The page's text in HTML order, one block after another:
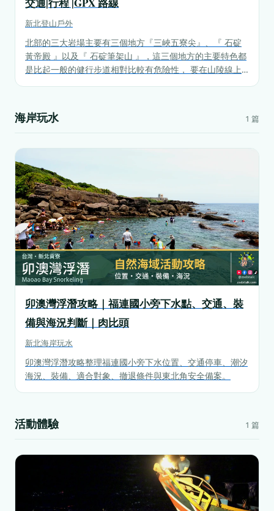
新北登山戶外
北部的三大岩場主要有三個地方『三峽五寮尖』、『 石碇
黃帝殿 』以及『 石碇筆架山 』，這三個地方的主要特色都
是比起一般的健行步道相對比較有危險性， 要在山陵線上
海岸玩水 1 篇
卯澳灣浮潛攻略｜福連國小旁下水點、交通、裝
備與海況判斷｜肉比頭
新北海岸玩水
卯澳灣浮潛攻略整理福連國小旁下水位置、交通停車、潮汐
海況、裝備、適合對象、撤退條件與東北角安全備案。
活動體驗 1 篇